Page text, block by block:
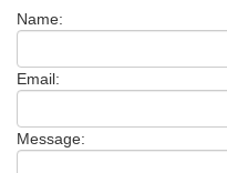
Name:
Email:
Message: